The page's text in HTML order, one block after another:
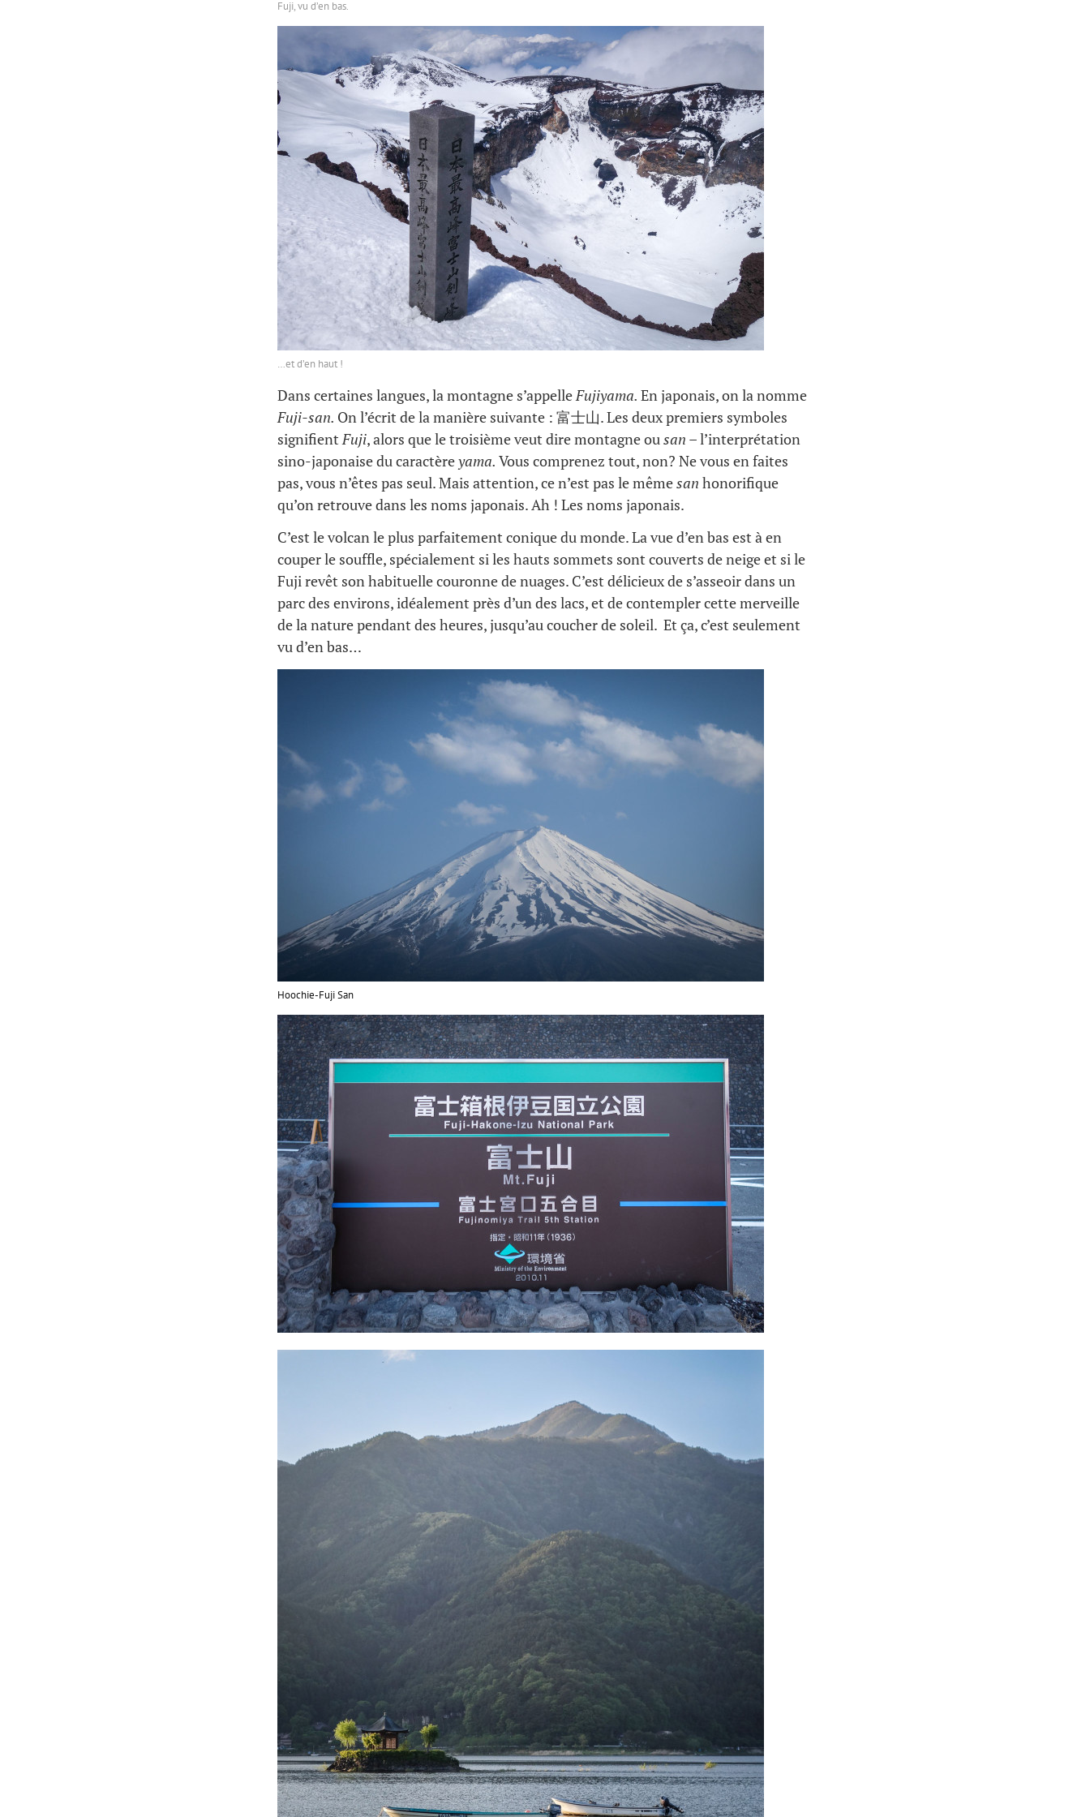
Fuji, vu d’en bas.
…et d’en haut !
Dans certaines langues, la montagne s’appelleFujiyama. En japonais, on la nomme
Fuji-san. On l’écrit de la manière suivante : 富士山. Les deux premiers symboles
signifientFuji, alors que le troisième veut dire montagne ousan –l’interprétation
sino-japonaise du caractèreyama. Vous comprenez tout, non? Ne vous en faites
pas, vous n’êtes pas seul. Mais attention, ce n’est pas le mêmesan honorifique
qu’on retrouve dans les noms japonais. Ah ! Les noms japonais.
C’est le volcan le plus parfaitement conique du monde. La vue d’en bas est à en
couper le souffle, spécialement si les hauts sommets sont couverts de neige et si le
Fuji revêt son habituelle couronne de nuages. C’est délicieux de s’asseoir dans un
parc des environs, idéalement près d’un des lacs, et de contempler cette merveille
de la nature pendant des heures, jusqu’au coucher de soleil. Et ça, c’est seulement
vu d’en bas…
Hoochie-Fuji San